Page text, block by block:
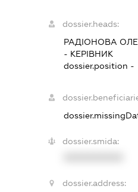
dossier.heads:
РАДІОНОВА
- КЕРІВНИК
dossier.position -
dossier.smida:
dossier.address: